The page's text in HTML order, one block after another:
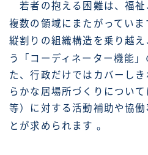
若者の抱える困難は、福祉
複数の領域にまたがっていま
縦割りの組織構造を乗り越
う「コーディネーター機能
た、行政だけではカバーし
らかな居場所づくりについ
等）に対する活動補助や協
とが求められます 。